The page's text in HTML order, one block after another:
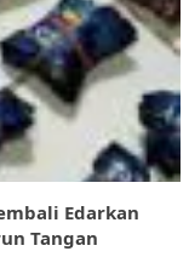
Edarkan
Tangan